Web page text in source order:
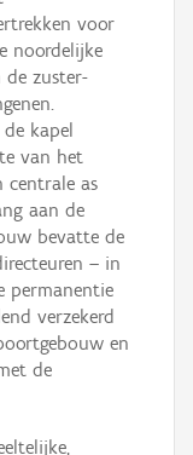
voor
noordelijke
de zuster-
kapel
van het
centrale as
aan de
bevatte de
– in
permanentie
verzekerd
en
de